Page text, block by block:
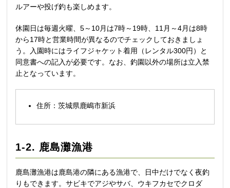
ルアーや投げ釣も楽しめます。
休園日は毎週火曜、5～10月は7時～19時、11月～4月は8時
から17時と営業時間が異なるのでチェックしておきましょ
う。入園時にはライフジャケット着用（レンタル300円）と
同意書への記入が必要です。なお、釣園以外の場所は立入禁
止となっています。
住所：茨城県鹿嶋市新浜
1-2. 鹿島灘漁港
鹿島灘漁港は鹿島港の隣にある漁港で、日中だけでなく夜釣
りもできます。サビキでアジやサバ、ウキフカセでクロダ